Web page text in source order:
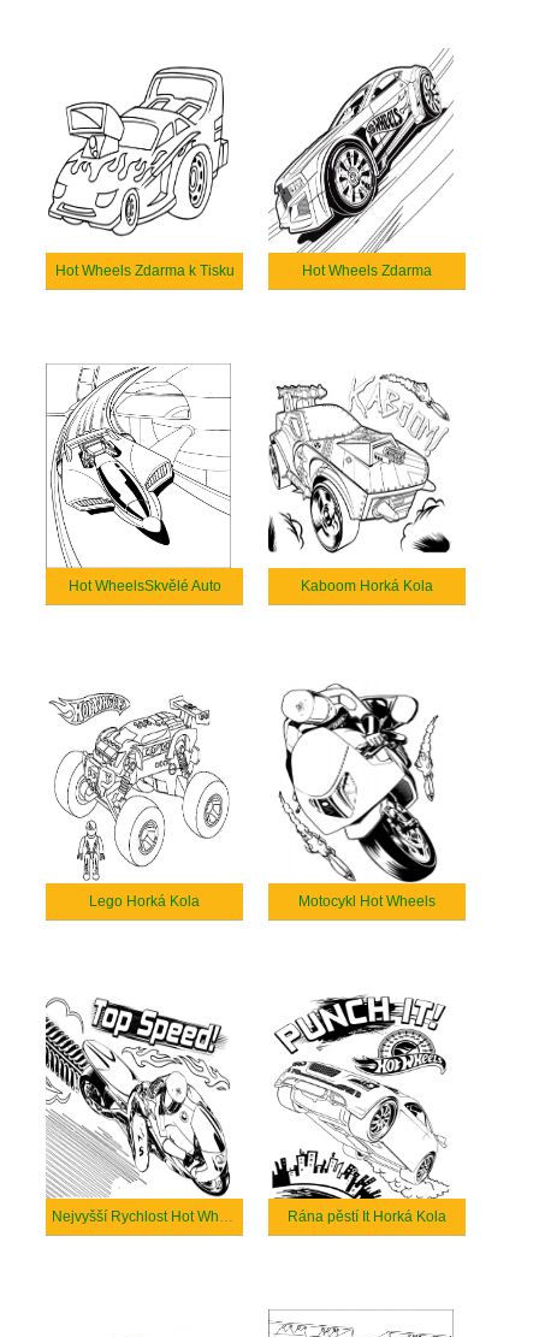
Hot Wheels Zdarma k Tisku Hot Wheels Zdarma
Hot WheelsSkvělé Auto Kaboom Horká Kola
Lego Horká Kola Motocykl Hot Wheels
Nejvyšší Rychlost Hot Wheels Rána pěstí It Horká Kola